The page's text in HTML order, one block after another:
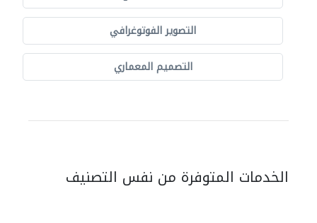
التصوير الفوتوغرافي
التصميم المعماري
الخدمات المتوفرة من نفس التصنيف